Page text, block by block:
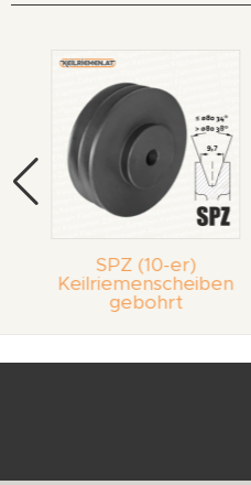
SPZ (10-er)
Keilriemenscheiben
gebohrt